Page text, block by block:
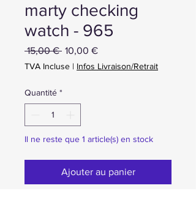
marty checking
watch - 965
15,00 € Prix
10,00 €Prix
TVA Incluse | Infos Livraison/Retrait
Quantité *
Il ne reste que 1 article(s) en stock
Ajouter au panier